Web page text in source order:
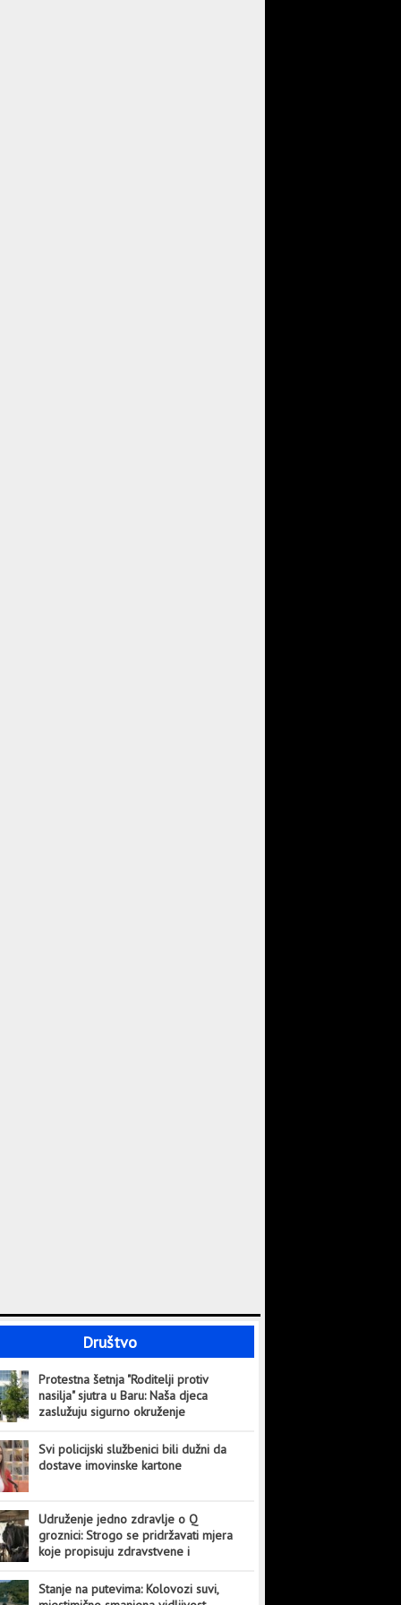
Društvo
Protestna šetnja "Roditelji protiv
nasilja" sjutra u Baru: Naša djeca
zaslužuju sigurno okruženje
Svi policijski službenici bili dužni da
dostave imovinske kartone
Udruženje jedno zdravlje o Q
groznici: Strogo se pridržavati mjera
koje propisuju zdravstvene i
Stanje na putevima: Kolovozi suvi,